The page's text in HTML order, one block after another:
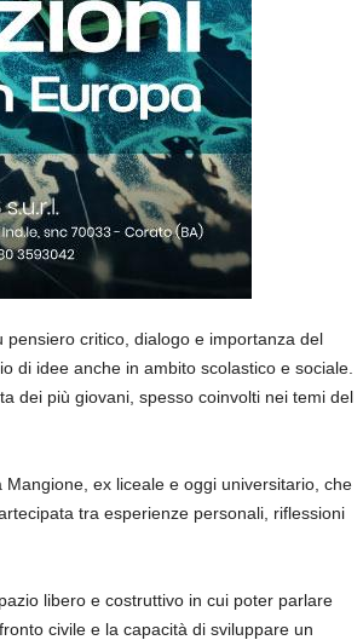
critico, dialogo e importanza del
di idee anche in ambito scolastico e sociale.
dei più giovani, spesso coinvolti nei temi del
ex liceale e oggi universitario, che
tra esperienze personali, riflessioni
libero e costruttivo in cui poter parlare
civile e la capacità di sviluppare un